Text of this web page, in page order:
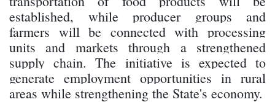
established, while producer groups and
farmers will be connected with processing
units and markets through a strengthened
supply chain. The initiative is expected to
generate employment opportunities in rural
areas while strengthening the State's economy.